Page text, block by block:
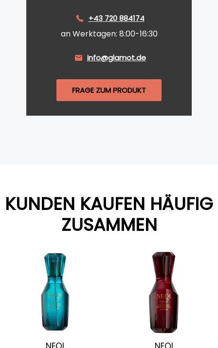
+43 720 884174
an Werktagen: 8:00-16:30
info@glamot.de
FRAGE ZUM PRODUKT
KUNDEN KAUFEN HÄUFIG
ZUSAMMEN